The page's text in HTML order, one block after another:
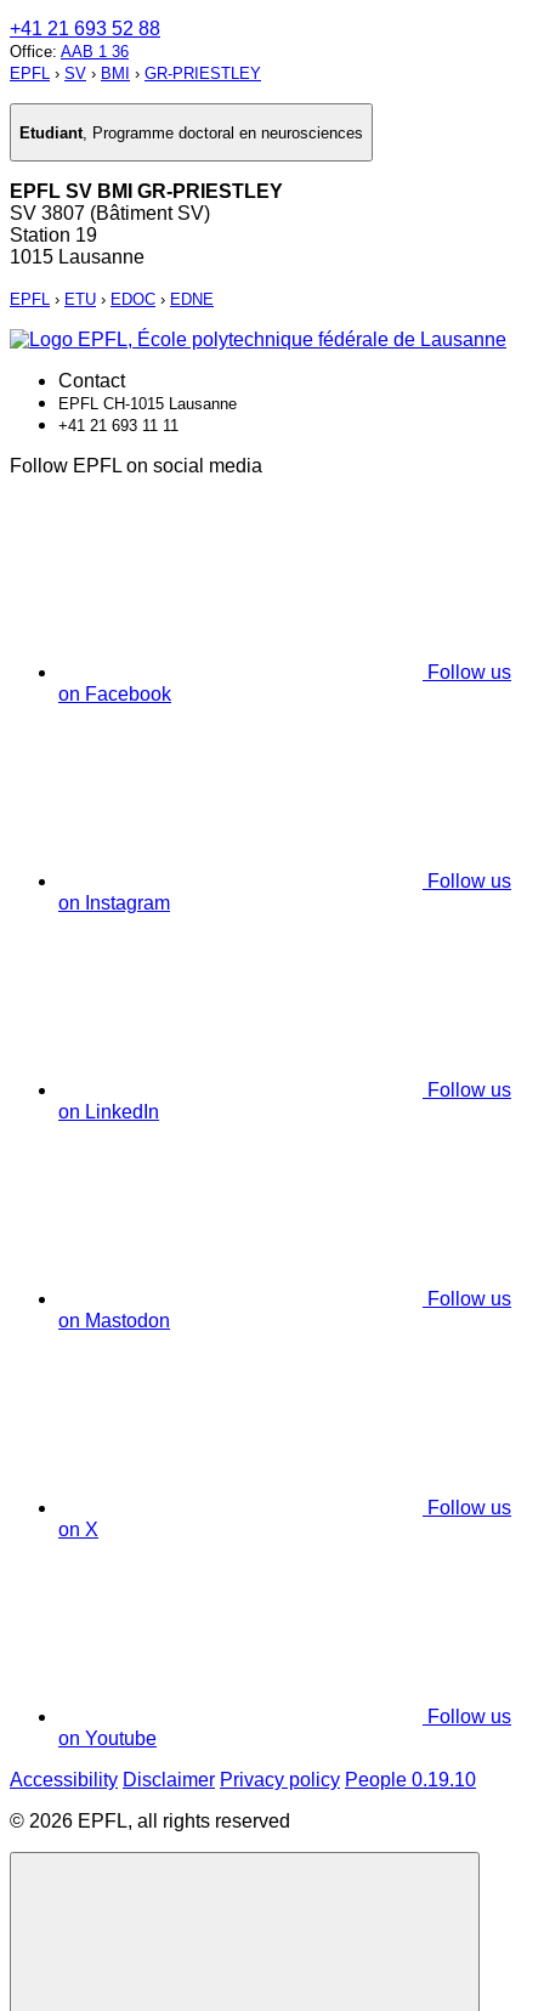
+41 21 693 52 88
Office: AAB 1 36
EPFL › SV › BMI › GR-PRIESTLEY
Etudiant Programme doctoral en neurosciences
EPFL SV BMI GR-PRIESTLEY
SV 3807 (Bâtiment SV)
Station 19
1015 Lausanne
EPFL › ETU › EDOC › EDNE
Contact
EPFL CH-1015 Lausanne
+41 21 693 11 11
Follow EPFL on social media
Follow us
on Facebook
Follow us
on Instagram
Follow us
on LinkedIn
Follow us
on Mastodon
Follow us
on X
Follow us
on Youtube
Accessibility Disclaimer Privacy policy People 0.19.10
© 2026 EPFL, all rights reserved